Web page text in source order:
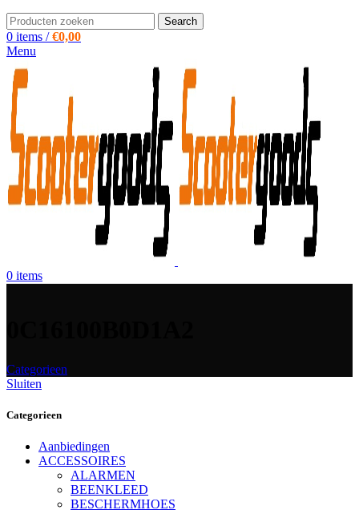
Search
0 items / €0,00
Menu
0 items
Categorieen
Sluiten
Categorieen
Aanbiedingen
ACCESSOIRES
ALARMEN
BEENKLEED
BESCHERMHOES